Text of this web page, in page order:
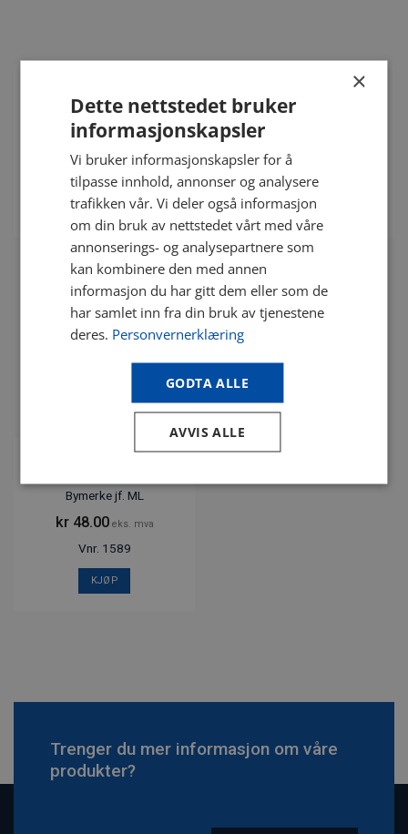
Polygonbolt
Vnr. 6728
KJØP
Vnr. 13031
KJØP
Bymerke jf. ML
kr48.00 eks. mva
Vnr. 1589
KJØP
Trenger du mer informasjon om våre
produkter?
×
Dette nettstedet bruker
informasjonskapsler
Vi bruker informasjonskapsler for å
tilpasse innhold, annonser og analysere
trafikken vår. Vi deler også informasjon
om din bruk av nettstedet vårt med våre
annonserings- og analysepartnere som
kan kombinere den med annen
informasjon du har gitt dem eller som de
har samlet inn fra din bruk av tjenestene
deres. Personvernerklæring
GODTA ALLE
AVVIS ALLE